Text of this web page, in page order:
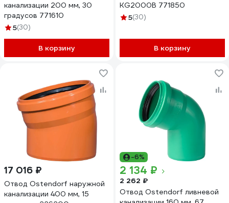
канализации 200 мм, 30
градусов 771610
5(30)
В корзину
KG2000B 771850
5(30)
В корзину
17 016 ₽
Отвод Ostendorf наружной
канализации 400 мм, 15
-6%
2 134 ₽
2 262 ₽
Отвод Ostendorf ливневой